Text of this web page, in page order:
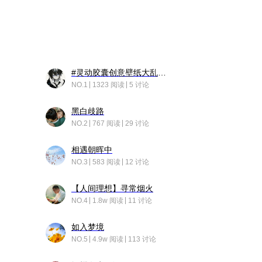
NO.1 1323 阅读 5 讨论
黑白歧路
NO.2 767 阅读 29 讨论
相遇朝晖中
NO.3 583 阅读 12 讨论
【人间理想】寻常烟火
NO.4 1.8w 阅读 11 讨论
如入梦境
NO.5 4.9w 阅读 113 讨论